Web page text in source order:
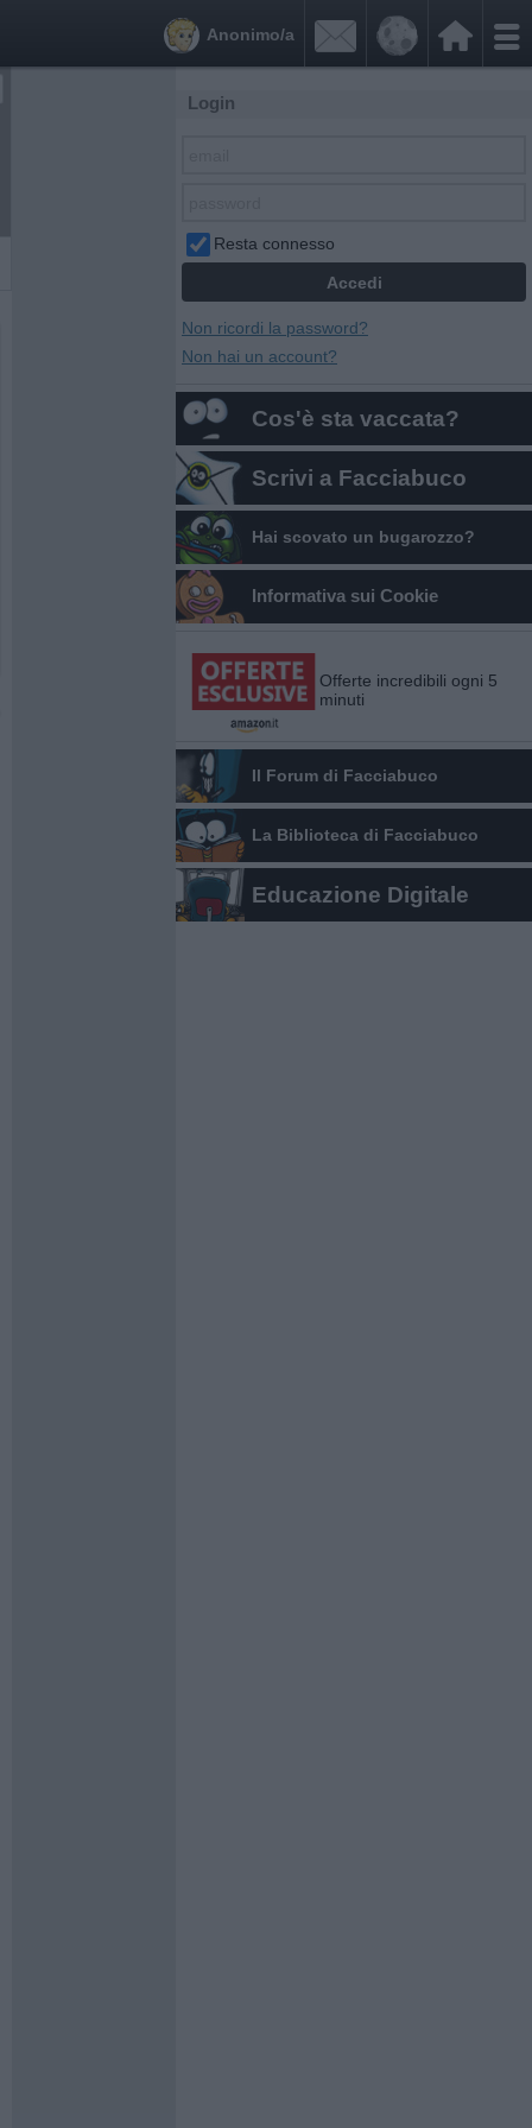


Anonimo/a
Login
Resta connesso
Non ricordi la password?
Non hai un account?
Cos'è sta vaccata?
Scrivi a Facciabuco
Hai scovato un bugarozzo?
Informativa sui Cookie
Offerte incredibili ogni 5
minuti
Il Forum di Facciabuco
La Biblioteca di Facciabuco
Educazione Digitale